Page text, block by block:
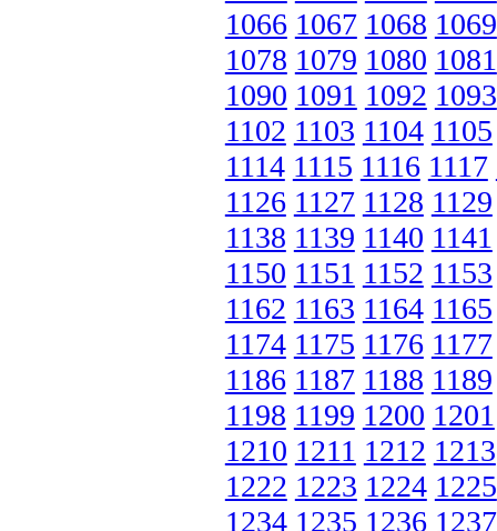
1066 1067 1068 1069
1078 1079 1080 1081
1090 1091 1092 1093
1102 1103 1104 1105
1114 1115 1116 1117
1126 1127 1128 1129
1138 1139 1140 1141
1150 1151 1152 1153
1162 1163 1164 1165
1174 1175 1176 1177
1186 1187 1188 1189
1198 1199 1200 1201
1210 1211 1212 1213
1222 1223 1224 1225
1234 1235 1236 1237